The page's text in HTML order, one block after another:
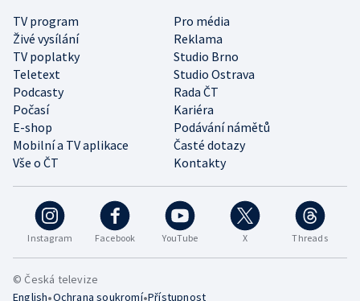
Instagram Facebook YouTube X Threads
TV program
Pro média
Živé vysílání
Reklama
TV poplatky
Studio Brno
Teletext
Studio Ostrava
Podcasty
Rada ČT
Počasí
Kariéra
E-shop
Podávání námětů
Mobilní a TV aplikace
Časté dotazy
Vše o ČT
Kontakty
© Česká televize
English•Ochrana soukromí•Přístupnost